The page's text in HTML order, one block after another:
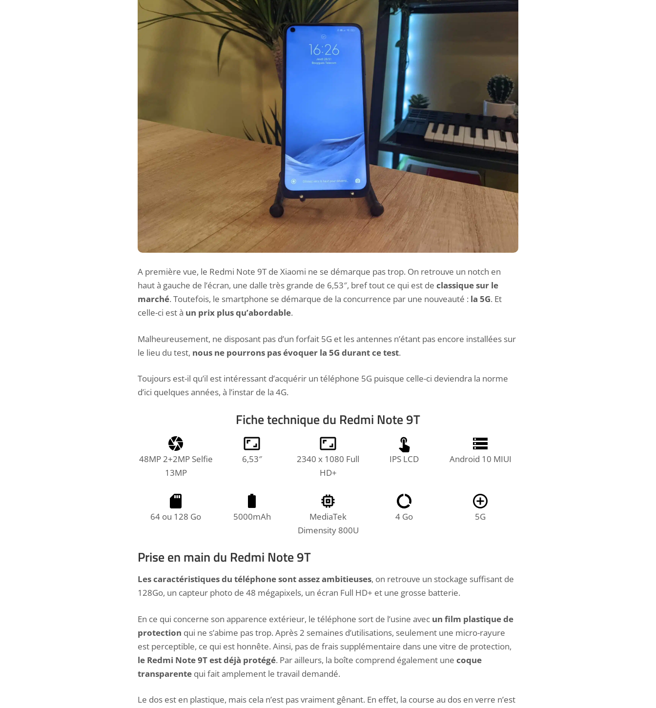
A première vue, le Redmi Note 9T de Xiaomi ne se démarque pas trop. On retrouve un notch en
haut à gauche de l’écran, une dalle très grande de 6,53″, bref tout ce qui est de classique sur le
marché. Toutefois, le smartphone se démarque de la concurrence par une nouveauté : la 5G. Et
celle-ci est à un prix plus qu’abordable.
Malheureusement, ne disposant pas d’un forfait 5G et les antennes n’étant pas encore installées sur
le lieu du test, nous ne pourrons pas évoquer la 5G durant ce test.
Toujours est-il qu’il est intéressant d’acquérir un téléphone 5G puisque celle-ci deviendra la norme
d’ici quelques années, à l’instar de la 4G.
Fiche technique du Redmi Note 9T
48MP 2+2MP Selfie
13MP
6,53″
2340 x 1080 Full
HD+
IPS LCD Android 10 MIUI
64 ou 128 Go 5000mAh
MediaTek
Dimensity 800U
4 Go 5G
Prise en main du Redmi Note 9T
Les caractéristiques du téléphone sont assez ambitieuses, on retrouve un stockage suffisant de
128Go, un capteur photo de 48 mégapixels, un écran Full HD+ et une grosse batterie.
En ce qui concerne son apparence extérieur, le téléphone sort de l’usine avec un film plastique de
protection qui ne s’abime pas trop. Après 2 semaines d’utilisations, seulement une micro-rayure
est perceptible, ce qui est honnête. Ainsi, pas de frais supplémentaire dans une vitre de protection,
le Redmi Note 9T est déjà protégé. Par ailleurs, la boîte comprend également une coque
transparente qui fait amplement le travail demandé.
Le dos est en plastique, mais cela n’est pas vraiment gênant. En effet, la course au dos en verre n’est